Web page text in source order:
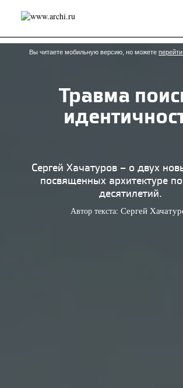
Россия Мир Технологии Интерьер
Проекты
Конкурсы События Книги
send.project Анонсы конкурсов
Интервью
Объект
Результаты
Книги
Наследие Образование
Вы читаете мобильную версию, но можете
Травма
Сергей Хачатуров – о двух
посвященных архитектуре
десятилетий.
Автор текста: Сергей